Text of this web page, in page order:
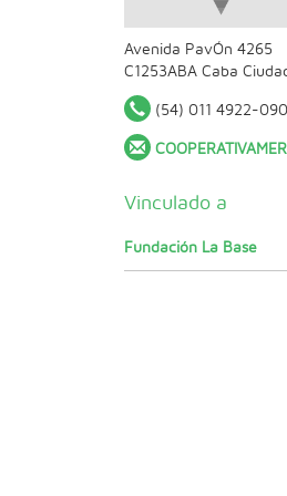
Avenida PavÓn 4265
C1253ABA Caba
(54) 011 4922-
Vinculado a
Fundación La Base